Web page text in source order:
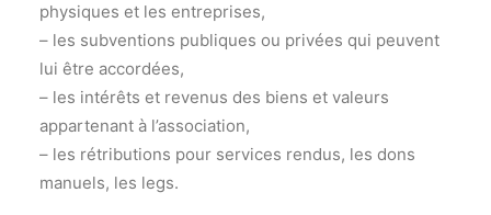
physiques et les entreprises,
– les subventions publiques ou privées qui peuvent
lui être accordées,
– les intérêts et revenus des biens et valeurs
appartenant à l’association,
– les rétributions pour services rendus, les dons
manuels, les legs.